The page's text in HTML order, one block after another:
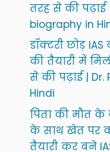
तरह से की पढ़ाई
biography in
डॉक्टरी छोड़
की तैयारी में
से की पढ़ाई | Dr.
Hindi
पिता की मौत के
के साथ खेत पर
तैयारी कर बने